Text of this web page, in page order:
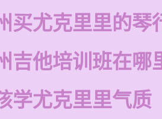
买尤克里里的琴
吉他培训班在哪
学尤克里里气质